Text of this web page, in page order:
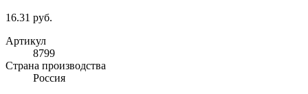
16.31 руб.
Артикул
8799
Cтрана производства
Россия